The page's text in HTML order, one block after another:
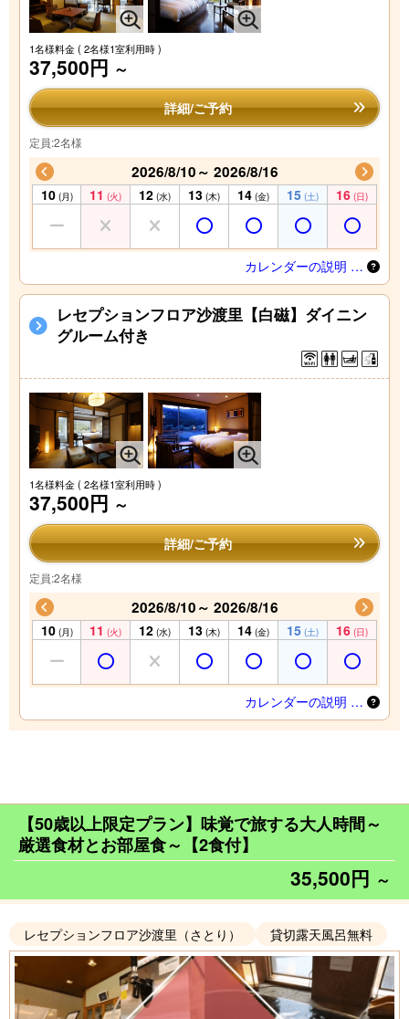
1名様料金( 2名様1室利用時 )
37,500円 ～
詳細/ご予約
定員:2名様
2026/8/10～ 2026/8/16
10 (月) 11 (火) 12 (水) 13 (木) 14 (金) 15 (土) 16 (日)
カレンダーの説明 …
レセプションフロア沙渡里【白磁】ダイニン
グルーム付き
1名様料金( 2名様1室利用時 )
37,500円 ～
詳細/ご予約
定員:2名様
2026/8/10～ 2026/8/16
10 (月) 11 (火) 12 (水) 13 (木) 14 (金) 15 (土) 16 (日)
カレンダーの説明 …
【50歳以上限定プラン】味覚で旅する大人時間～
厳選食材とお部屋食～【2食付】
35,500円 ～
レセプションフロア沙渡里（さとり） 貸切露天風呂無料